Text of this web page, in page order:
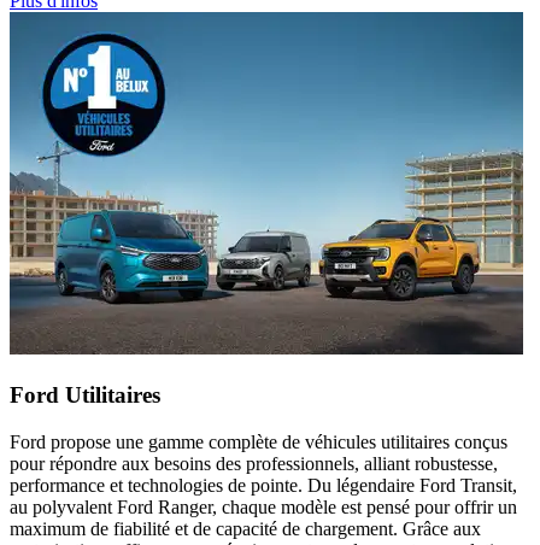
Ford Utilitaires
Ford propose une gamme complète de véhicules utilitaires conçus
pour répondre aux besoins des professionnels, alliant robustesse,
performance et technologies de pointe. Du légendaire Ford Transit,
au polyvalent Ford Ranger, chaque modèle est pensé pour offrir un
maximum de fiabilité et de capacité de chargement. Grâce aux